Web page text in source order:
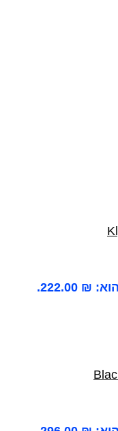
222.00.